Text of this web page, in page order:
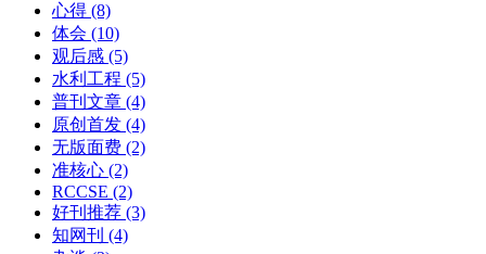
心得 (8)
体会 (10)
观后感 (5)
水利工程 (5)
普刊文章 (4)
原创首发 (4)
无版面费 (2)
准核心 (2)
RCCSE (2)
好刊推荐 (3)
知网刊 (4)